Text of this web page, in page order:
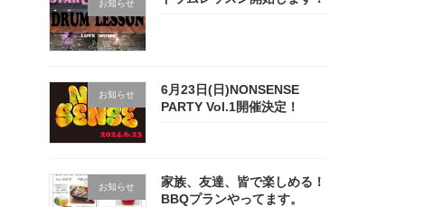
お知らせ
お知らせ
6月23日(日)NONSENSE
PARTY Vol.1開催決定！
お知らせ
家族、友達、皆で楽しめる！
BBQプランやってます。